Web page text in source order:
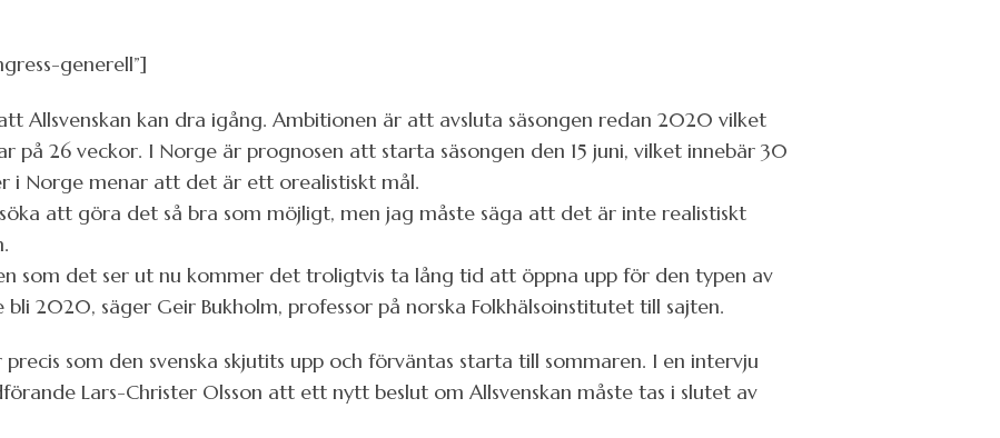
generell”]
Allsvenskan kan dra igång. Ambitionen är att avsluta säsongen redan 2020 vilket
på 26 veckor. I Norge är prognosen att starta säsongen den 15 juni, vilket innebär 30
i Norge menar att det är ett orealistiskt mål.
att göra det så bra som möjligt, men jag måste säga att det är inte realistiskt
som det ser ut nu kommer det troligtvis ta lång tid att öppna upp för den typen av
2020, säger Geir Bukholm, professor på norska Folkhälsoinstitutet till sajten.
som den svenska skjutits upp och förväntas starta till sommaren. I en intervju
Lars-Christer Olsson att ett nytt beslut om Allsvenskan måste tas i slutet av